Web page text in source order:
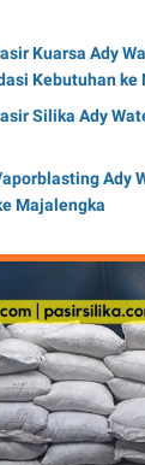
Kuarsa Ady
Kebutuhan ke
Silika Ady
Ady
Majalengka